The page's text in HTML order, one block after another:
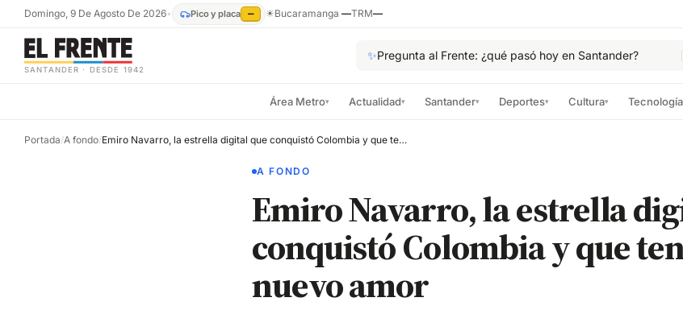
Domingo, 9 De Agosto De 2026• Pico y placa — ☀Bucaramanga—TRM—
SANTANDER · DESDE 1942
✨Pregunta al Frente: ¿qué pasó hoy en Santander?
Área Metro▾ Actualidad▾ Santander▾ Deportes▾ Cultura▾ Tecnología
Portada/A fondo/ Emiro Navarro, la estrella digital que conquistó Colombia y que tendría un nuevo amor
A FONDO
Emiro Navarro, la estrella
conquistó Colombia y que
nuevo amor